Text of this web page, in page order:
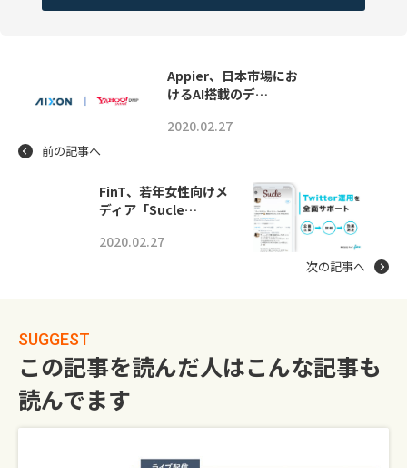
Appier、日本市場にお
けるAI搭載のデ…
2020.02.27
前の記事へ
FinT、若年女性向けメ
ディア「Sucle…
2020.02.27
次の記事へ
SUGGEST
この記事を読んだ人はこんな記事も
読んでます